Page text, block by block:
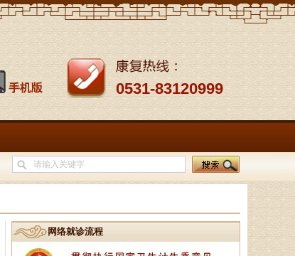
0531-83120999
网络就诊流程
孙海岗
承人、山东神州中医药研究所所